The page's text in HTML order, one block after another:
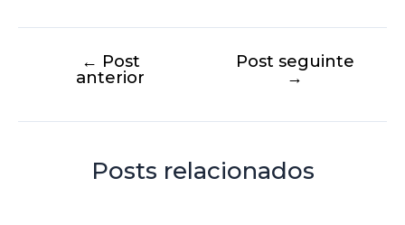
← Post
anterior
Post seguinte
→
Posts relacionados